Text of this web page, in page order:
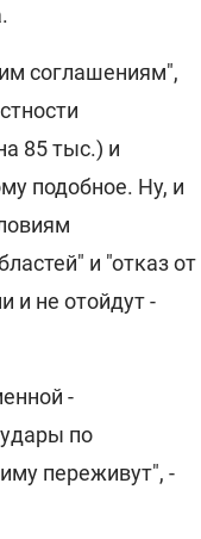
соглашениям",
85 тыс.) и
подобное. Ну, и
и "отказ от
и не отойдут -
-
по
переживут", -